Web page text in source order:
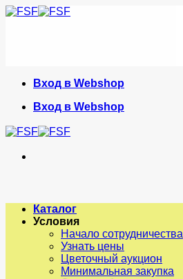
Skip
Вход в Webshop
Вход в Webshop
Каталог
Условия
Начало сотрудничества
Узнать цены
Цветочный аукцион
Минимальная закупка